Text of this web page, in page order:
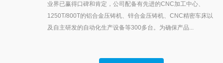
业界已赢得口碑和肯定，公司配备有先进的CNC加工中心、
1250T/800T的铝合金压铸机、锌合金压铸机、CNC精密车床以
及自主研发的自动化生产设备等300多台。为确保产品...